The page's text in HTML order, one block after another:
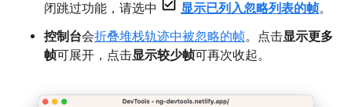
闭跳过功能，请选中
显示已列入忽略列表的帧。
控制台会折叠堆栈轨迹中被忽略的帧。点击显示更多
帧可展开，点击显示较少帧可再次收起。